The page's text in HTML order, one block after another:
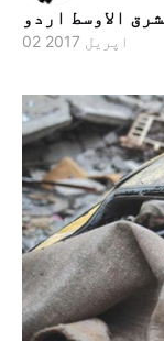
الاوسط اردو
02 اپریل 2017